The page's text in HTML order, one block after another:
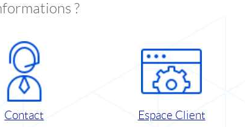
?
Contact Espace Client